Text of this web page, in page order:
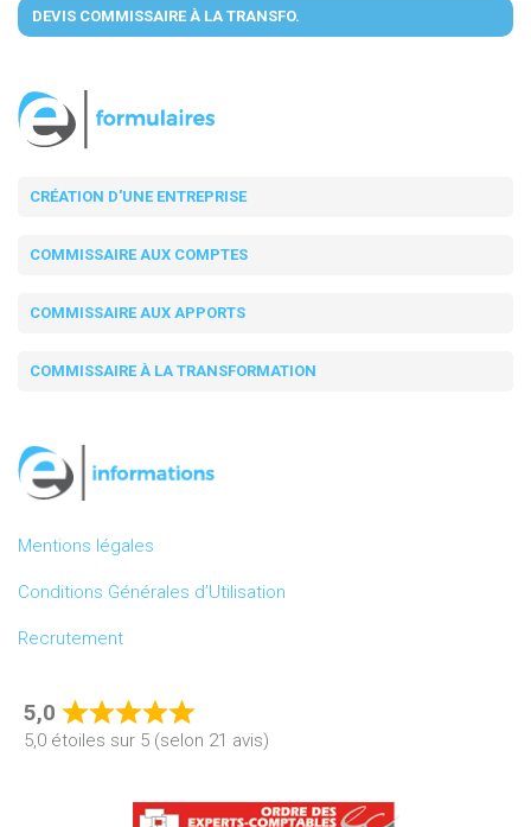
DEVIS COMMISSAIRE À LA TRANSFO.
CRÉATION D'UNE ENTREPRISE
COMMISSAIRE AUX COMPTES
COMMISSAIRE AUX APPORTS
COMMISSAIRE À LA TRANSFORMATION
Mentions légales
Conditions Générales d’Utilisation
Recrutement
5,0
Rated
5,0
of
5,0 étoiles sur 5 (selon 21 avis)